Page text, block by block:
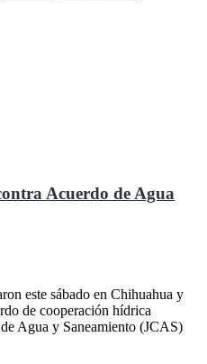
Acuerdo de Agua
este sábado en Chihuahua y
de cooperación hídrica
Agua y Saneamiento (JCAS)